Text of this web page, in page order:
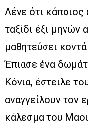
Λένε ότι
ταξίδι έξι μηνών
μαθητεύσει
Έπιασε ένα
Κόνια, έστειλε
αναγγείλουν τον
κάλεσμα του